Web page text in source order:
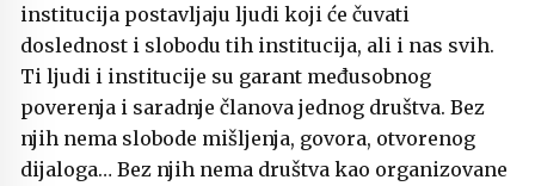
institucija postavljaju ljudi koji će čuvati
doslednost i slobodu tih institucija, ali i nas svih.
Ti ljudi i institucije su garant međusobnog
poverenja i saradnje članova jednog društva. Bez
njih nema slobode mišljenja, govora, otvorenog
dijaloga… Bez njih nema društva kao organizovane